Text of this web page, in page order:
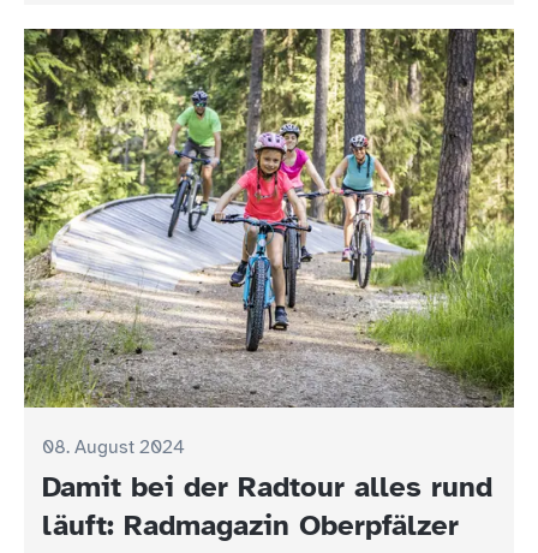
08. August 2024
Damit bei der Radtour alles rund
läuft: Radmagazin Oberpfälzer